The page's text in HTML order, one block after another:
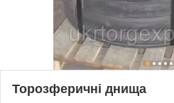
Торозферичні днища